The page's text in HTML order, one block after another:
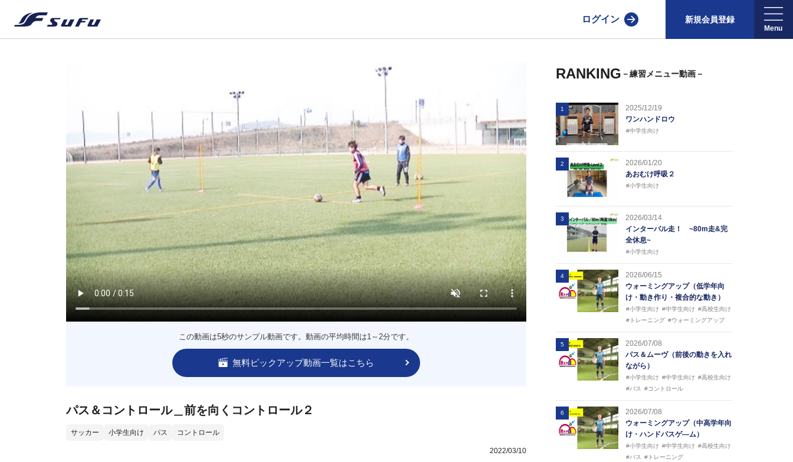
ログイン 新規会員登録
この動画は5秒のサンプル動画です。動画の平均時間は1～2分です。
無料ピックアップ動画一覧はこちら
パス＆コントロール＿前を向くコントロール２
サッカー 小学生向け パス コントロール
2022/03/10
RANKING －練習メニュー動画－
1
2025/12/19
ワンハンドロウ
#中学生向け
2
2026/01/20
あおむけ呼吸２
#小学生向け
3
2026/03/14
インターバル走！ ~80m走&完
全休息~
#小学生向け
4
2026/06/15
ウォーミングアップ（低学年向
け・動き作り・複合的な動き）
#小学生向け #中学生向け #高校生向け
#トレーニング #ウォーミングアップ
5
2026/07/08
パス＆ムーヴ（前後の動きを入れ
ながら）
#小学生向け #中学生向け #高校生向け
#パス
#コントロール
6
2026/07/08
ウォーミングアップ（中高学年向
け・ハンドパスゲ―ム）
#小学生向け #中学生向け #高校生向け
#パス
#トレーニング